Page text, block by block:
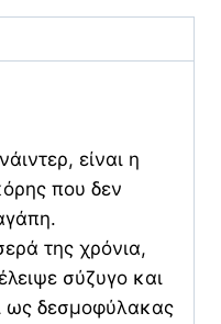
είναι η
που δεν
της χρόνια,
σύζυγο και
ως δεσμοφύλακας